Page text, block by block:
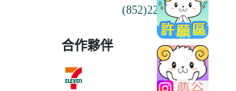
(852)2250-9311
合作夥伴